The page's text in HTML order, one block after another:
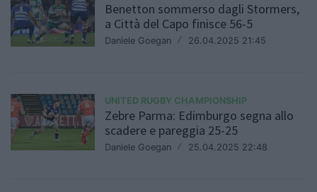
Benetton sommerso dagli Stormers,
a Città del Capo finisce 56-5
Daniele Goegan / 26.04.2025 21:45
UNITED RUGBY CHAMPIONSHIP
Zebre Parma: Edimburgo segna allo
scadere e pareggia 25-25
Daniele Goegan / 25.04.2025 22:48